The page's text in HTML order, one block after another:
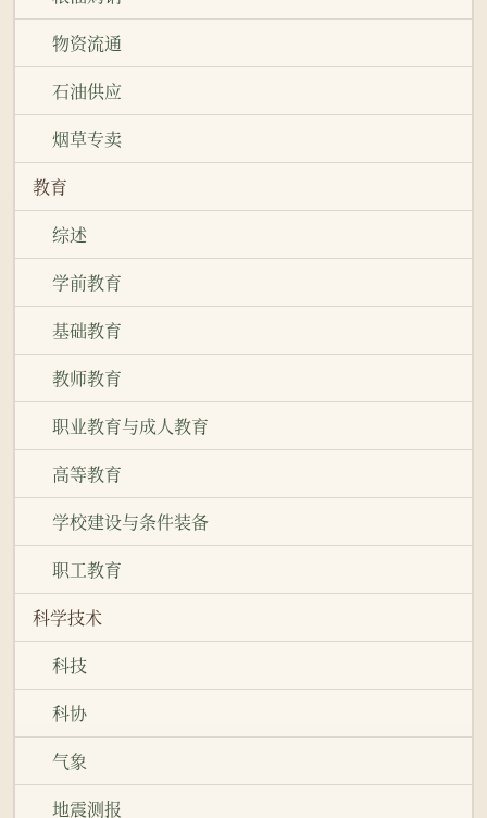
物资流通
石油供应
烟草专卖
教育
综述
学前教育
基础教育
教师教育
职业教育与成人教育
高等教育
学校建设与条件装备
职工教育
科学技术
科技
科协
气象
地震测报